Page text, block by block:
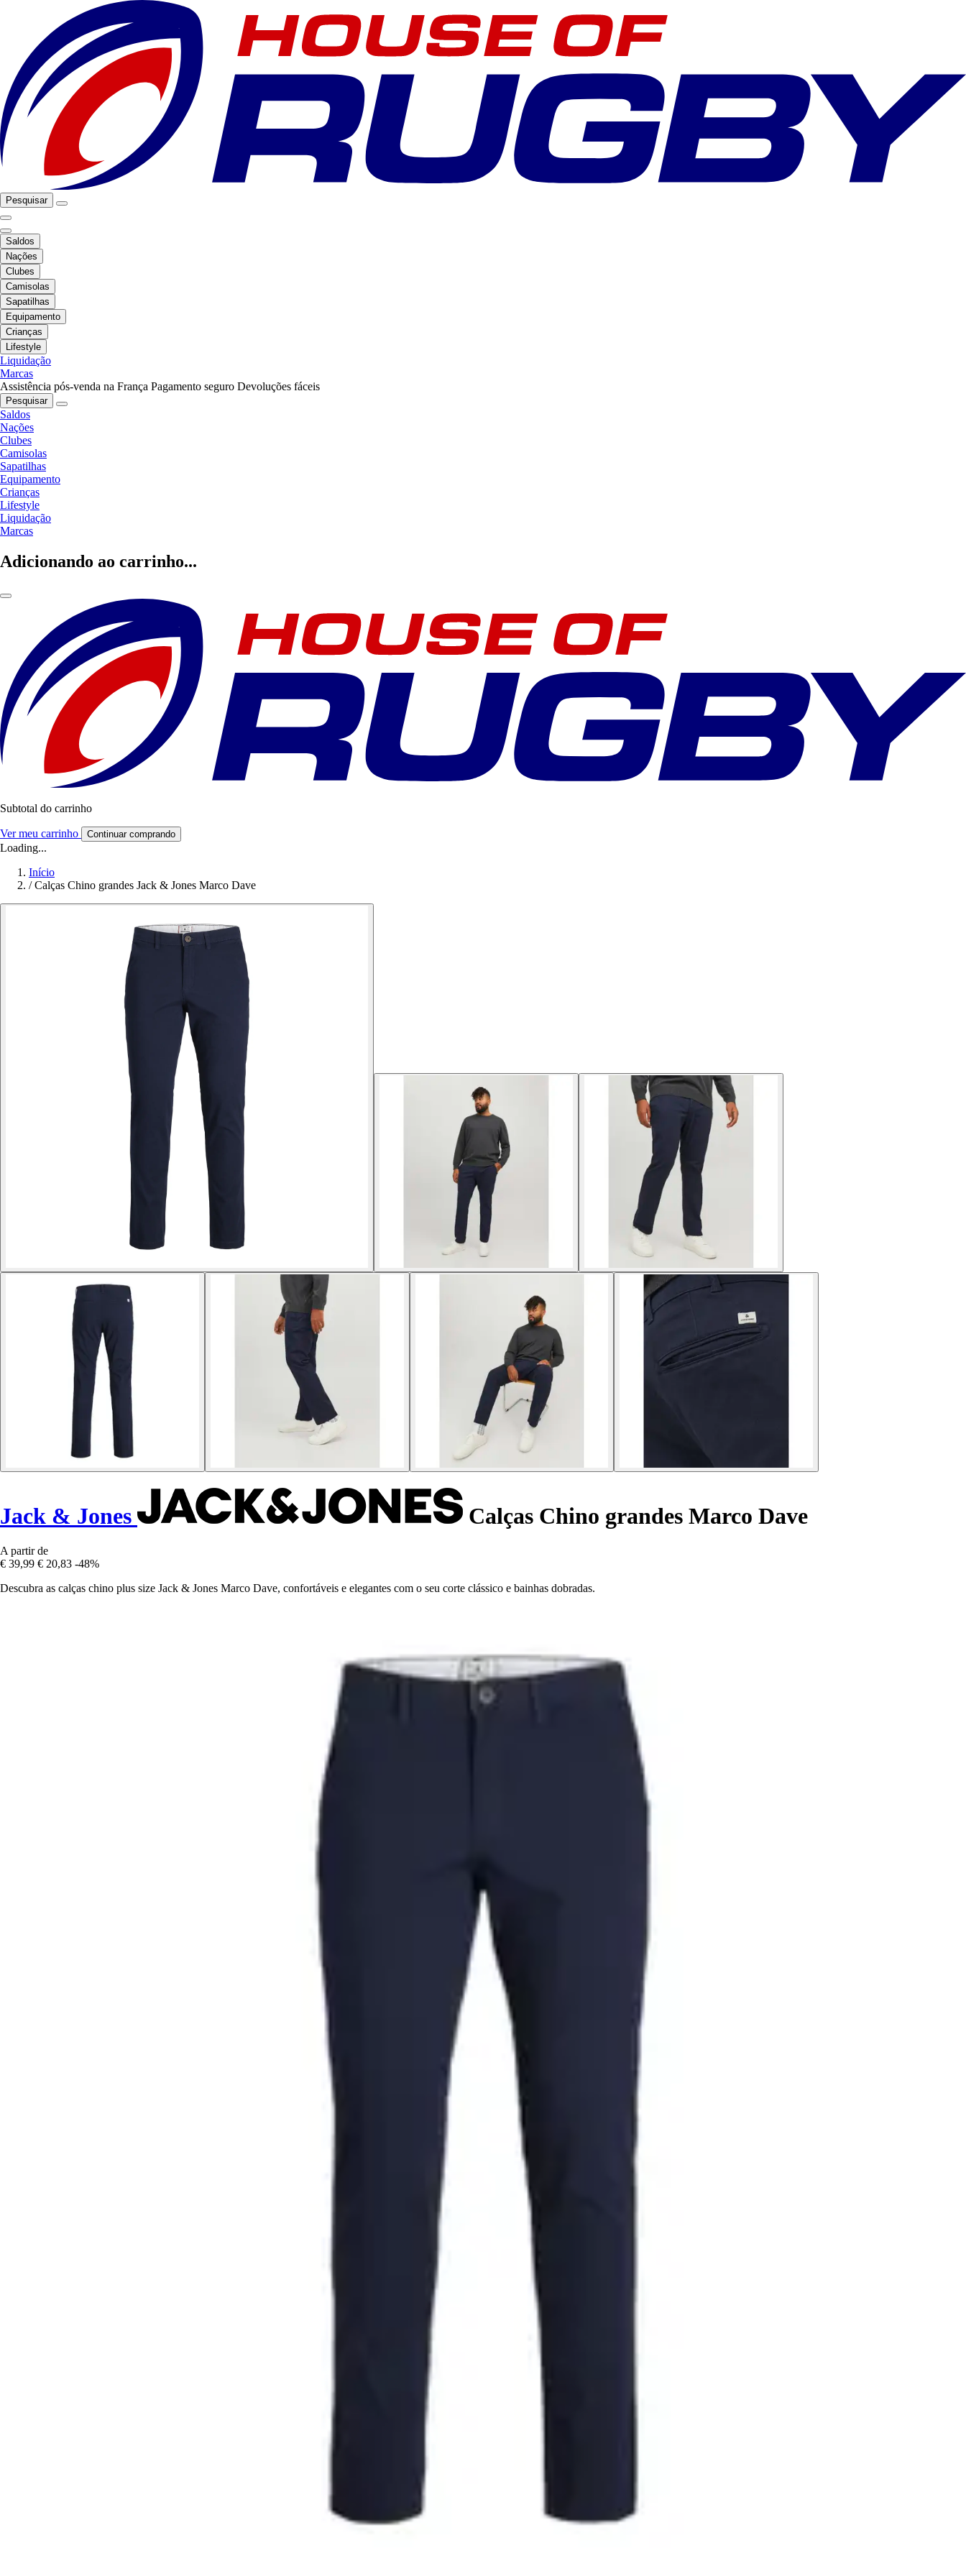
Pesquisar
Saldos
Nações
Clubes
Camisolas
Sapatilhas
Equipamento
Crianças
Lifestyle
Liquidação
Marcas
Assistência pós-venda na França Pagamento seguro Devoluções fáceis
Pesquisar
Saldos
Nações
Clubes
Camisolas
Sapatilhas
Equipamento
Crianças
Lifestyle
Liquidação
Marcas
Adicionando ao carrinho...
Subtotal do carrinho
Ver meu carrinho Continuar comprando
Loading...
Início
/ Calças Chino grandes Jack & Jones Marco Dave
Jack & Jones Calças Chino grandes Marco Dave
A partir de
€ 39,99 € 20,83 -48%
Descubra as calças chino plus size Jack & Jones Marco Dave, confortáveis e elegantes com o seu corte clássico e bainhas dobradas.